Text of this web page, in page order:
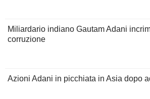
Miliardario indiano Gautam Adani
corruzione
Azioni Adani in picchiata in Asia dopo